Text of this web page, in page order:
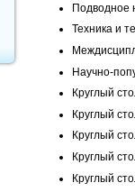
Подводное
Техника и
Научно-
Круглый
Круглый
Круглый
Круглый
Круглый